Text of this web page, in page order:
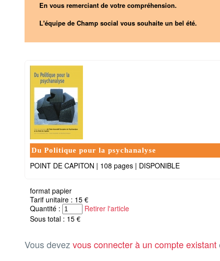
En vous remerciant de votre compréhension.
L'équipe de Champ social vous souhaite un bel été.
Du Politique pour la psychanalyse
POINT DE CAPITON | 108 pages | DISPONIBLE
format papier
Tarif unitaire : 15 €
Quantité :
Retirer l'article
Sous total : 15 €
Vous devez vous connecter à un compte existant